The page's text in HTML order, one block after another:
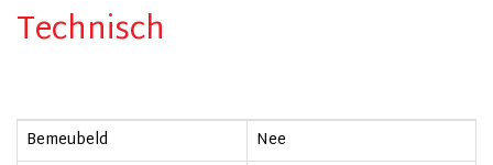
Technisch
Bemeubeld
Nee